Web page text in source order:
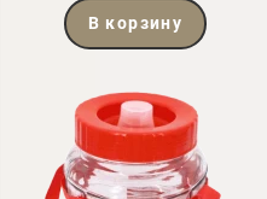
В корзину